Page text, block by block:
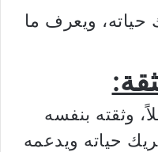
حياته، ويعرف ما
وثقته بنفسه
حياته ويدعمه